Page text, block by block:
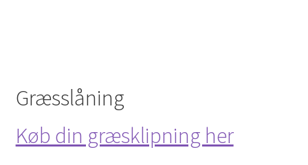
Græsslåning
Køb din græsklipning her